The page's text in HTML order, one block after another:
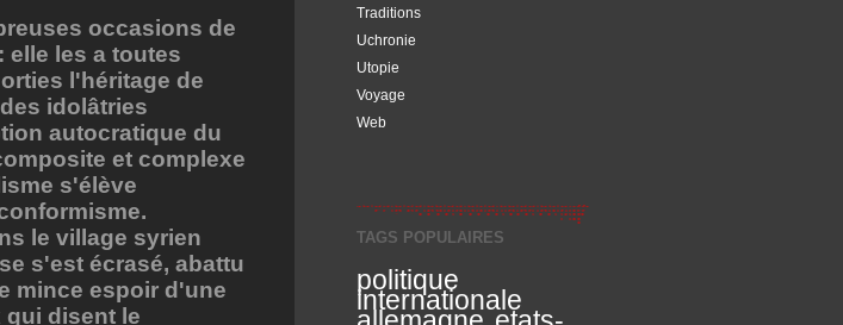
Traditions
Uchronie
Utopie
Voyage
Web
TAGS POPULAIRES
politique
internationale
occasions de
elle les a toutes
l'héritage de
idolâtries
autocratique du
et complexe
s'élève
le village syrien
s'est écrasé, abattu
mince espoir d'une
qui disent le